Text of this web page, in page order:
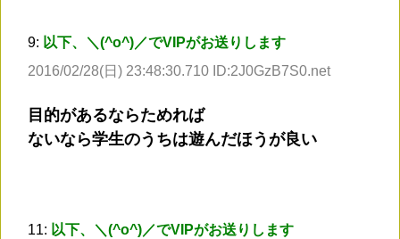
9: 以下、＼(^o^)／でVIPがお送りします
2016/02/28(日) 23:48:30.710 ID:2J0GzB7S0.net
目的があるならためれば
ないなら学生のうちは遊んだほうが良い
11: 以下、＼(^o^)／でVIPがお送りします